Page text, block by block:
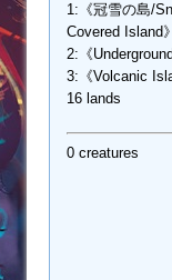
1:《冠雪の島/
Covered Island》
2:《
3:《Volcanic
16 lands
0 creatures